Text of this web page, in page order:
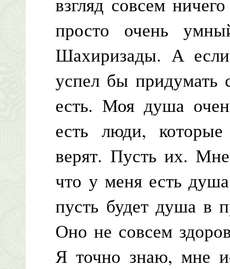
просто очень
Шахиризады. А
успел бы придумать
есть. Моя душа
есть люди,
верят. Пусть их.
что у меня есть
пусть будет душа в
Оно не совсем
Я точно знаю, мне